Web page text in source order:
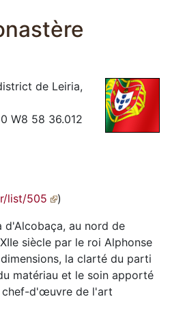
de Leiria,
W8 58 36.012
list/505
)
d'Alcobaça, au nord de
siècle par le roi Alphonse
la clarté du parti
matériau et le soin apporté
chef-d'œuvre de l'art